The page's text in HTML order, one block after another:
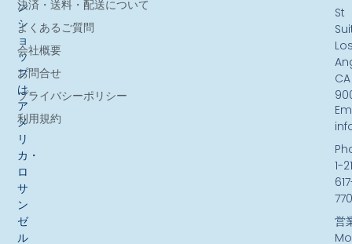
ン
シ
ョ
ッ
プ
は、
ア
メ
リ
カ・
ロ
サ
ン
ゼ
ル
決済・送料・配送について
よくあるご質問
会社概要
お問合せ
プライバシーポリシー
利用規約
St
CA
1-
営